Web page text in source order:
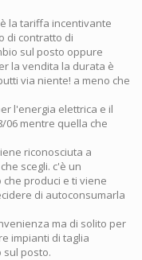
la tariffa incentivante
di contratto di
sul posto oppure
la vendita la durata è
via niente! a meno che
l'energia elettrica e il
06 mentre quella che
riconosciuta a
scegli. c'è un
produci e ti viene
di autoconsumarla
ma di solito per
impianti di taglia
sul posto.